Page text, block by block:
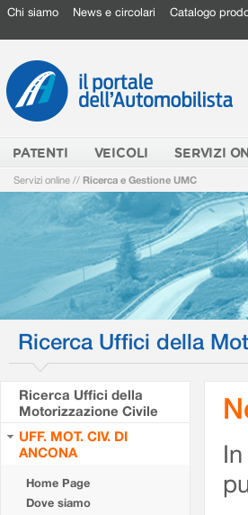
Chi siamo News e circolari Catalogo
PATENTI VEICOLI SERVIZI
Servizi online // Ricerca e Gestione UMC
Ricerca Uffici della
Ricerca Uffici della
Motorizzazione Civile
UFF. MOT. CIV. DI
ANCONA
Home Page
Dove siamo